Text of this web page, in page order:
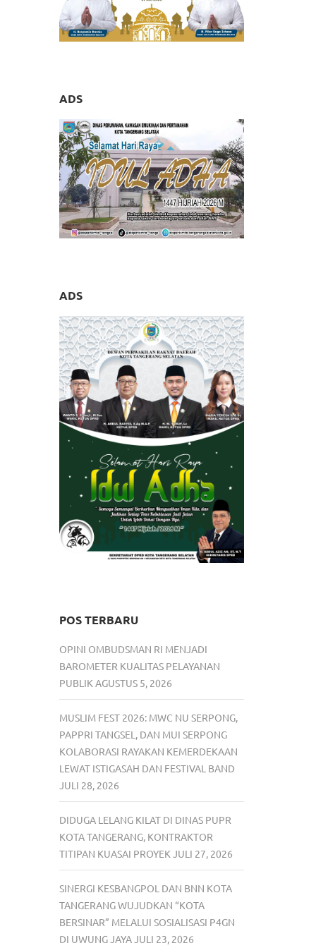
ADS
ADS
POS TERBARU
OPINI OMBUDSMAN RI MENJADI
BAROMETER KUALITAS PELAYANAN
PUBLIK AGUSTUS 5, 2026
MUSLIM FEST 2026: MWC NU SERPONG,
PAPPRI TANGSEL, DAN MUI SERPONG
KOLABORASI RAYAKAN KEMERDEKAAN
LEWAT ISTIGASAH DAN FESTIVAL BAND
JULI 28, 2026
DIDUGA LELANG KILAT DI DINAS PUPR
KOTA TANGERANG, KONTRAKTOR
TITIPAN KUASAI PROYEK JULI 27, 2026
SINERGI KESBANGPOL DAN BNN KOTA
TANGERANG WUJUDKAN “KOTA
BERSINAR” MELALUI SOSIALISASI P4GN
DI UWUNG JAYAJULI 23, 2026